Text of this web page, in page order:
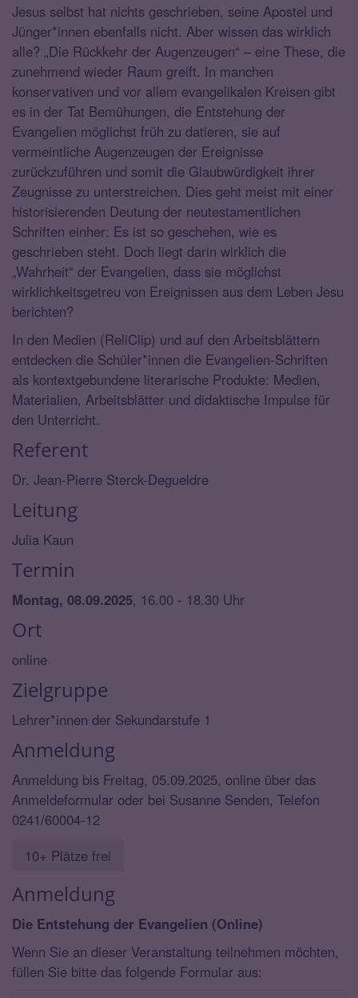
Jesus selbst hat nichts geschrieben, seine Apostel und
Jünger*innen ebenfalls nicht. Aber wissen das wirklich
alle? „Die Rückkehr der Augenzeugen“ – eine These, die
zunehmend wieder Raum greift. In manchen
konservativen und vor allem evangelikalen Kreisen gibt
es in der Tat Bemühungen, die Entstehung der
Evangelien möglichst früh zu datieren, sie auf
vermeintliche Augenzeugen der Ereignisse
zurückzuführen und somit die Glaubwürdigkeit ihrer
Zeugnisse zu unterstreichen. Dies geht meist mit einer
historisierenden Deutung der neutestamentlichen
Schriften einher: Es ist so geschehen, wie es
geschrieben steht. Doch liegt darin wirklich die
„Wahrheit“ der Evangelien, dass sie möglichst
wirklichkeitsgetreu von Ereignissen aus dem Leben Jesu
berichten?
In den Medien (ReliClip) und auf den Arbeitsblättern
entdecken die Schüler*innen die Evangelien-Schriften
als kontextgebundene literarische Produkte: Medien,
Materialien, Arbeitsblätter und didaktische Impulse für
den Unterricht.
Referent
Dr. Jean-Pierre Sterck-Degueldre
Leitung
Julia Kaun
Termin
Montag, 08.09.2025, 16.00 - 18.30 Uhr
Ort
online
Zielgruppe
Lehrer*innen der Sekundarstufe 1
Anmeldung
Anmeldung bis Freitag, 05.09.2025, online über das
Anmeldeformular oder bei Susanne Senden, Telefon
0241/60004-12
10+ Plätze frei
Anmeldung
Die Entstehung der Evangelien (Online)
Wenn Sie an dieser Veranstaltung teilnehmen möchten,
füllen Sie bitte das folgende Formular aus: